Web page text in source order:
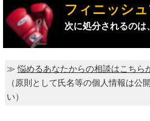
フィニッシ
次に処分されるのは
≫悩めるあなたからの相談はこちら
（原則として氏名等の個人情報は公
い）